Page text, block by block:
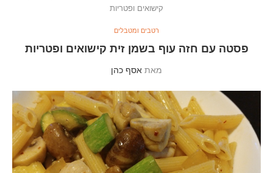
קישואים ופטריות
רטבים ומטבלים
פסטה עם חזה עוף בשמן זית קישואים ופטריות
מאת אסף כהן